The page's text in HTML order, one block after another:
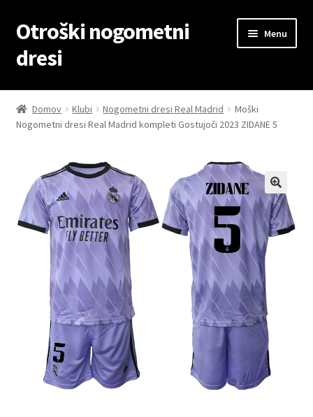
Skip
to
navigation
Skip
to
content
Otroški nogometni
dresi
Menu
Domov
Blog
Kontaktiraj nas
Košarica
Moj račun
Trgovina
Zaključek nakupa
Domov Klubi Nogometni dresi Real Madrid
Moški
Nogometni dresi Real Madrid kompleti Gostujoči 2023 ZIDANE 5